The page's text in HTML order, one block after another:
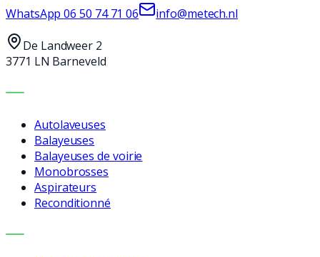
WhatsApp06 50 74 71 06 info@metech.nl
De Landweer 2
3771 LN Barneveld
MACHINES
Autolaveuses
Balayeuses
Balayeuses de voirie
Monobrosses
Aspirateurs
Reconditionné
SERVICES